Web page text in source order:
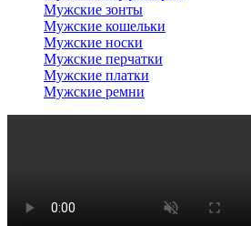
Мужские зонты
Мужские кошельки
Мужские носки
Мужские перчатки
Мужские платки
Мужские ремни